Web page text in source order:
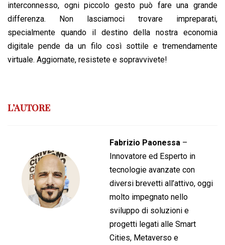
interconnesso, ogni piccolo gesto può fare una grande
differenza. Non lasciamoci trovare impreparati,
specialmente quando il destino della nostra economia
digitale pende da un filo così sottile e tremendamente
virtuale. Aggiornate, resistete e sopravvivete!
L’AUTORE
Fabrizio Paonessa –
Innovatore ed Esperto in
tecnologie avanzate con
diversi brevetti all’attivo, oggi
molto impegnato nello
sviluppo di soluzioni e
progetti legati alle Smart
Cities, Metaverso e